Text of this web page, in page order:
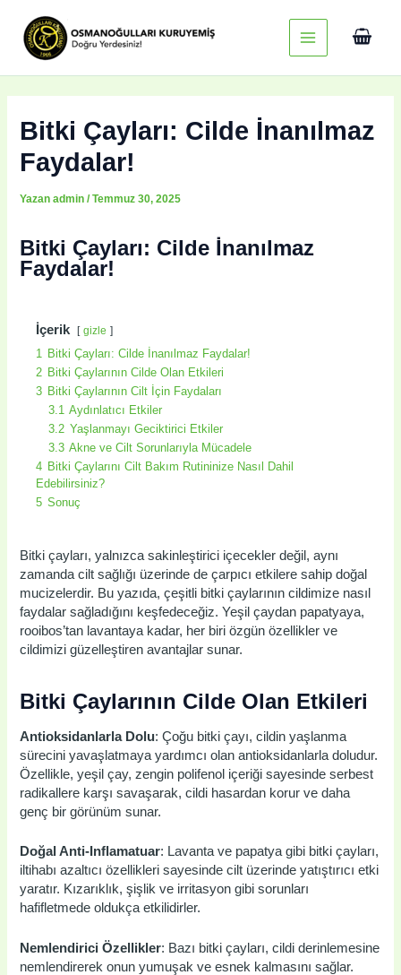
Main
Menu
Bitki Çayları: Cilde İnanılmaz
Faydalar!
Yazan admin/Temmuz 30, 2025
Bitki Çayları: Cilde İnanılmaz
Faydalar!
İçerik gizle
1 Bitki Çayları: Cilde İnanılmaz Faydalar!
2 Bitki Çaylarının Cilde Olan Etkileri
3 Bitki Çaylarının Cilt İçin Faydaları
3.1 Aydınlatıcı Etkiler
3.2 Yaşlanmayı Geciktirici Etkiler
3.3 Akne ve Cilt Sorunlarıyla Mücadele
4 Bitki Çaylarını Cilt Bakım Rutininize Nasıl Dahil
Edebilirsiniz?
5 Sonuç
Bitki çayları, yalnızca sakinleştirici içecekler değil, aynı
zamanda cilt sağlığı üzerinde de çarpıcı etkilere sahip doğal
mucizelerdir. Bu yazıda, çeşitli bitki çaylarının cildimize nasıl
faydalar sağladığını keşfedeceğiz. Yeşil çaydan papatyaya,
rooibos’tan lavantaya kadar, her biri özgün özellikler ve
cildimizi güzelleştiren avantajlar sunar.
Bitki Çaylarının Cilde Olan Etkileri
Antioksidanlarla Dolu: Çoğu bitki çayı, cildin yaşlanma
sürecini yavaşlatmaya yardımcı olan antioksidanlarla doludur.
Özellikle, yeşil çay, zengin polifenol içeriği sayesinde serbest
radikallere karşı savaşarak, cildi hasardan korur ve daha
genç bir görünüm sunar.
Doğal Anti-Inflamatuar: Lavanta ve papatya gibi bitki çayları,
iltihabı azaltıcı özellikleri sayesinde cilt üzerinde yatıştırıcı etki
yaratır. Kızarıklık, şişlik ve irritasyon gibi sorunları
hafifletmede oldukça etkilidirler.
Nemlendirici Özellikler: Bazı bitki çayları, cildi derinlemesine
nemlendirerek onun yumuşak ve esnek kalmasını sağlar.